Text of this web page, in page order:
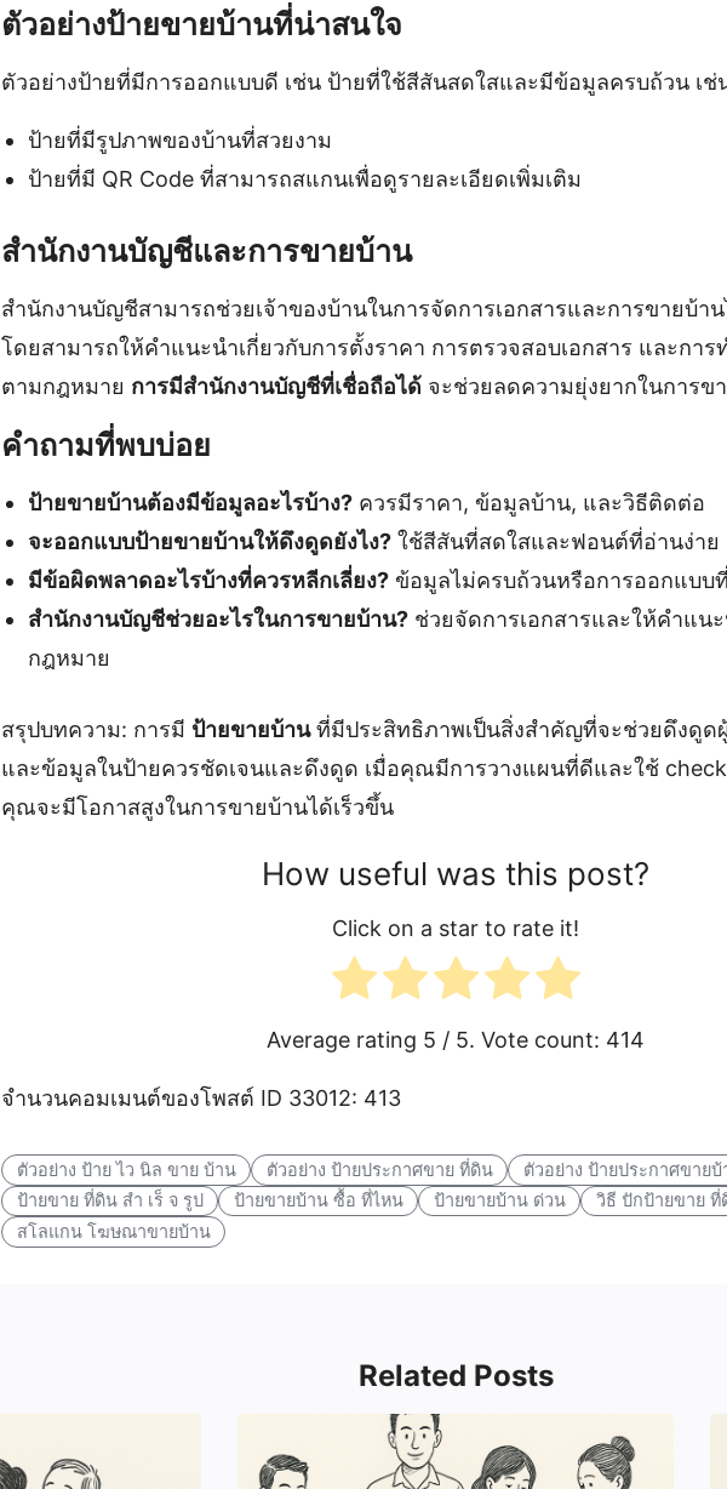
ตัวอย่างป้ายขายบ้านที่น่าสนใจ
ตัวอย่างป้ายที่มีการออกแบบดี เช่น ป้ายที่ใช้สีสันสดใสและมีข้อมูลครบถ้วน เช่
ป้ายที่มีรูปภาพของบ้านที่สวยงาม
ป้ายที่มี QR Code ที่สามารถสแกนเพื่อดูรายละเอียดเพิ่มเติม
สำนักงานบัญชีและการขายบ้าน
สำนักงานบัญชีสามารถช่วยเจ้าของบ้านในการจัดการเอกสารและการขายบ้า
โดยสามารถให้คำแนะนำเกี่ยวกับการตั้งราคา การตรวจสอบเอกสาร และกา
ตามกฎหมาย การมีสำนักงานบัญชีที่เชื่อถือได้ จะช่วยลดความยุ่งยากในการข
คำถามที่พบบ่อย
ป้ายขายบ้านต้องมีข้อมูลอะไรบ้าง?ควรมีราคา, ข้อมูลบ้าน, และวิธีติดต่อ
จะออกแบบป้ายขายบ้านให้ดึงดูดยังไง?ใช้สีสันที่สดใสและฟอนต์ที่อ่านง่าย
มีข้อผิดพลาดอะไรบ้างที่ควรหลีกเลี่ยง?ข้อมูลไม่ครบถ้วนหรือการออกแบบที่
สำนักงานบัญชีช่วยอะไรในการขายบ้าน?ช่วยจัดการเอกสารและให้คำแน
กฎหมาย
สรุปบทความ: การมี ป้ายขายบ้านที่มีประสิทธิภาพเป็นสิ่งสำคัญที่จะช่วยดึงดูด
และข้อมูลในป้ายควรชัดเจนและดึงดูด เมื่อคุณมีการวางแผนที่ดีและใช้
คุณจะมีโอกาสสูงในการขายบ้านได้เร็วขึ้น
How useful was this post?
Click on a star to rate it!
Average rating 5 / 5. Vote count: 414
จำนวนคอมเมนต์ของโพสต์ ID 33012: 413
ตัวอย่าง ป้าย ไว นิล ขาย บ้าน ตัวอย่าง ป้ายประกาศขาย ที่ดิน
ตัวอย่าง ป้ายประกาศขายบ้
ป้ายขาย ที่ดิน สํา เร็ จ รูป
ป้ายขายบ้าน ซื้อ ที่ไหน ป้ายขายบ้าน ด่วน
วิธี ปักป้ายขาย ที่
สโลแกน โฆษณาขายบ้าน
Related Posts